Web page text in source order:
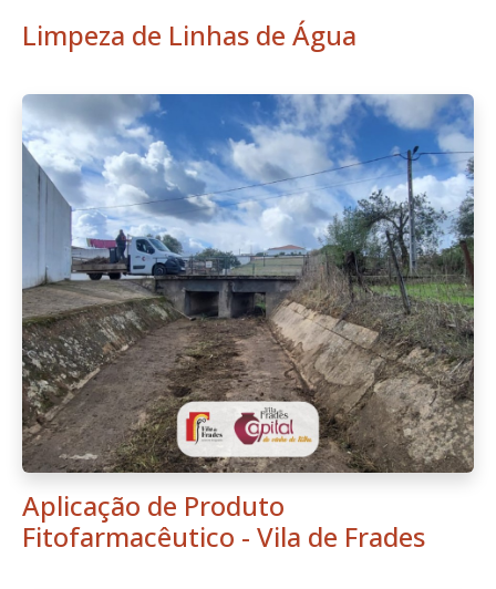
Limpeza de Linhas de Água
Aplicação de Produto
Fitofarmacêutico - Vila de Frades